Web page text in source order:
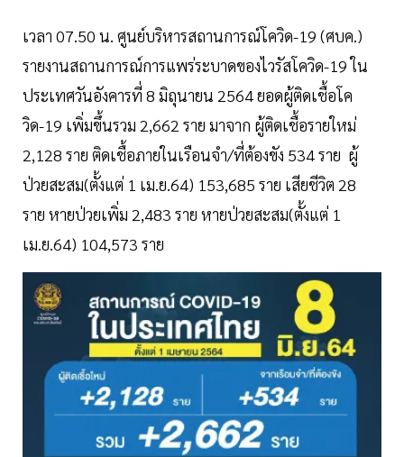
เวลา 07.50 น. ศูนย์บริหารสถานการณ์โควิด-19 (ศบค.)
รายงานสถานการณ์การแพร่ระบาดของไวรัสโควิด-19 ใน
ประเทศวันอังคารที่ 8 มิถุนายน 2564 ยอดผู้ติดเชื้อโค
วิด-19 เพิ่มขึ้นรวม 2,662 ราย มาจาก ผู้ติดเชื้อรายใหม่
2,128 ราย ติดเชื้อภายในเรือนจำ/ที่ต้องขัง 534 ราย ผู้
ป่วยสะสม(ตั้งแต่ 1 เม.ย.64) 153,685 ราย เสียชีวิต 28
ราย หายป่วยเพิ่ม 2,483 ราย หายป่วยสะสม(ตั้งแต่ 1
เม.ย.64) 104,573 ราย